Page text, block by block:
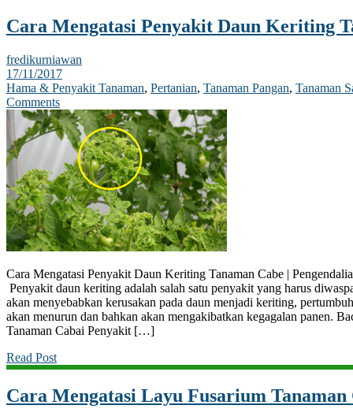
Cara Mengatasi Penyakit Daun Keriting
fredikurniawan
17/11/2017
Hama & Penyakit Tanaman, Pertanian, Tanaman Pangan, Tanaman
Comments
Cara Mengatasi Penyakit Daun Keriting Tanaman Cabe |
Penyakit daun keriting adalah salah satu penyakit yang harus
akan menyebabkan kerusakan pada daun menjadi keriting,
akan menurun dan bahkan akan mengakibatkan kegagalan panen.
Tanaman Cabai Penyakit […]
Read Post
Cara Mengatasi Layu Fusarium Tanaman